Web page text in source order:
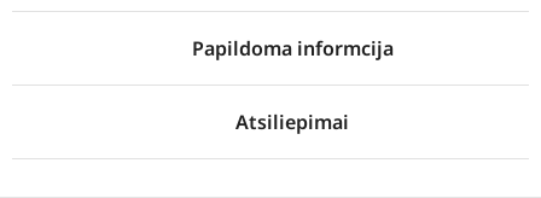
Papildoma informcija
Atsiliepimai